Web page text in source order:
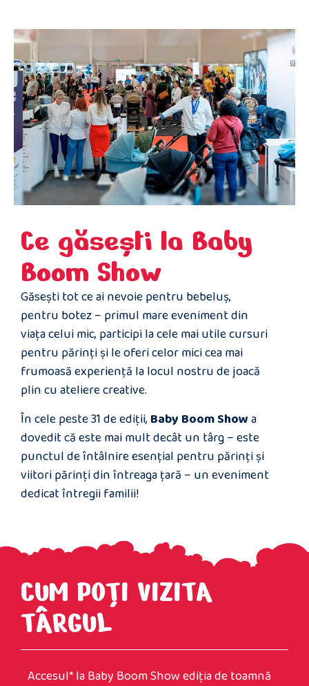
Ce găsești la Baby
Boom Show
Găseşti tot ce ai nevoie pentru bebeluș,
pentru botez – primul mare eveniment din
viaţa celui mic, participi la cele mai utile cursuri
pentru părinți și le oferi celor mici cea mai
frumoasă experiență la locul nostru de joacă
plin cu ateliere creative.
În cele peste 31 de ediţii, Baby Boom Showa
dovedit că este mai mult decât un târg – este
punctul de întâlnire esențial pentru părinți și
viitori părinți din întreaga țară – un eveniment
dedicat întregii familii!
CUM POŢI VIZITA
TÂRGUL
Accesul* la Baby Boom Show ediţia de toamnă